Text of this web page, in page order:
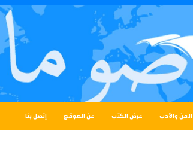
الفن والأدب عرض الكتب عن الموقع إتصل بنا